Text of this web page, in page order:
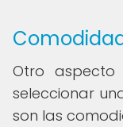
Otro
seleccionar
son las